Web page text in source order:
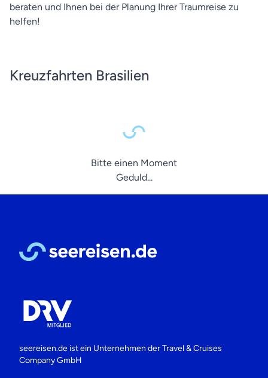
beraten und Ihnen bei der Planung Ihrer Traumreise zu
helfen!
Kreuzfahrten Brasilien
Bitte einen Moment
Geduld...
seereisen.de ist ein Unternehmen derTravel & Cruises
Company GmbH